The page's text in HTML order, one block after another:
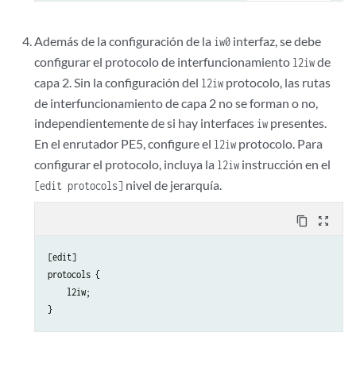
                        remote-site-id 3;
                    }
                }
                site l2-circuit {
                    interface iw0.1 {
                        remote-site-id 3;
                    }
                }
            }
}
Además de la configuración de la iw0 interfaz, se debe
configurar el protocolo de interfuncionamiento l2iwde
capa 2. Sin la configuración del l2iw protocolo, las rutas
de interfuncionamiento de capa 2 no se forman o no,
independientemente de si hay interfaces iw presentes.
En el enrutador PE5, configure el l2iw protocolo. Para
configurar el protocolo, incluya la l2iw instrucción en el
[edit protocols] nivel de jerarquía.
content_copy zoom_out_map
[edit]
protocols {
    l2iw;